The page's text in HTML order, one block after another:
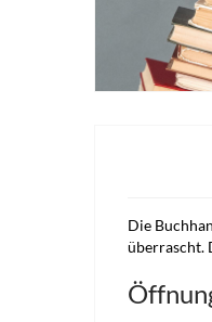
Die
überrascht.